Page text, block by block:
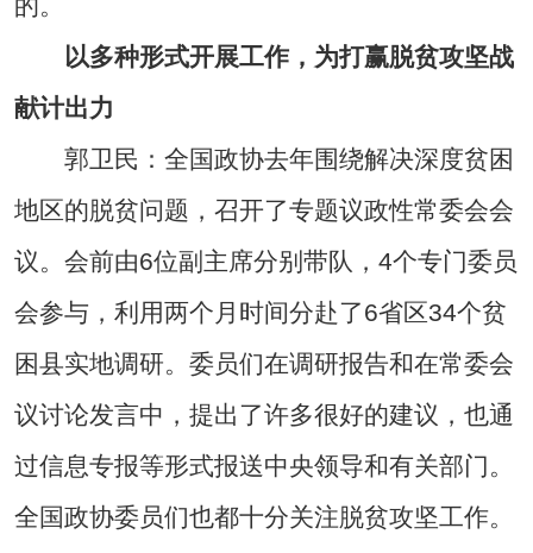
的。
以多种形式开展工作，为打赢脱贫攻坚战
献计出力
郭卫民：全国政协去年围绕解决深度贫困
地区的脱贫问题，召开了专题议政性常委会会
议。会前由6位副主席分别带队，4个专门委员
会参与，利用两个月时间分赴了6省区34个贫
困县实地调研。委员们在调研报告和在常委会
议讨论发言中，提出了许多很好的建议，也通
过信息专报等形式报送中央领导和有关部门。
全国政协委员们也都十分关注脱贫攻坚工作。